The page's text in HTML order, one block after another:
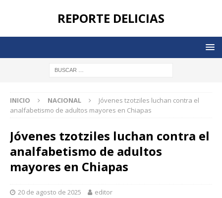
REPORTE DELICIAS
INICIO NACIONAL
Jóvenes tzotziles luchan contra el
analfabetismo de adultos mayores en Chiapas
Jóvenes tzotziles luchan contra el
analfabetismo de adultos
mayores en Chiapas
20 de agosto de 2025 editor